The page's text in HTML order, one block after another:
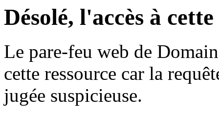
Désolé, l'accès à
Le pare-feu web de
cette ressource car la
jugée suspicieuse.